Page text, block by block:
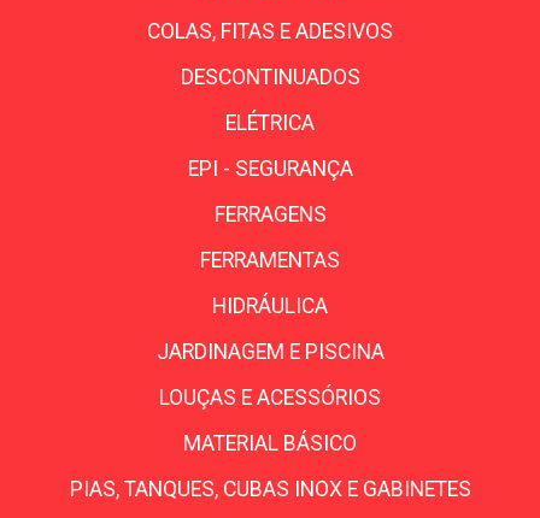
COLAS, FITAS E ADESIVOS
DESCONTINUADOS
ELÉTRICA
EPI - SEGURANÇA
FERRAGENS
FERRAMENTAS
HIDRÁULICA
JARDINAGEM E PISCINA
LOUÇAS E ACESSÓRIOS
MATERIAL BÁSICO
PIAS, TANQUES, CUBAS INOX E GABINETES